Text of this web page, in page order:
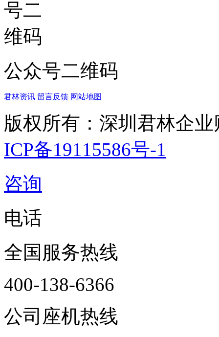
公众号二维码
君林资讯 留言反馈 网站地图
版权所有：深圳君林企
ICP备19115586号-1
咨询
电话
全国服务热线
400-138-6366
公司座机热线